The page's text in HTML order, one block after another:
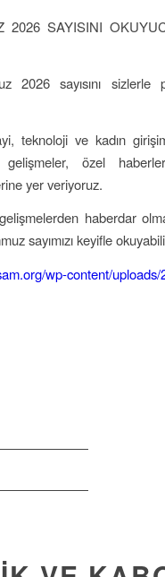
2026 SAYISINI
sayısını sizlerle
teknoloji ve kadın
özel
yer veriyoruz.
haberdar
sayımızı keyifle
wp-content/uploads/